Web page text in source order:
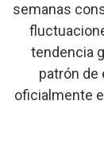
semanas
tendencia
patrón de
oficialmente